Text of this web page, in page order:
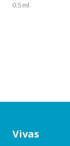
0.5 ml
Vivas